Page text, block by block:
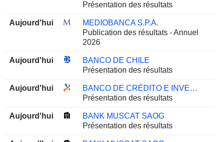
Présentation des résultats
Aujourd'hui
MEDIOBANCA S.P.A.
Publication des résultats - Annuel
2026
Aujourd'hui
BANCO DE CHILE
Présentation des résultats
Aujourd'hui
BANCO DE CRÉDITO E INVERSIONES
Présentation des résultats
Aujourd'hui
BANK MUSCAT SAOG
Présentation des résultats